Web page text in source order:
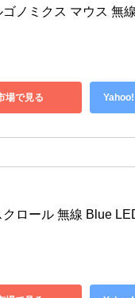
ノミクス マウス 無
場で見る
ロール 無線 Blue